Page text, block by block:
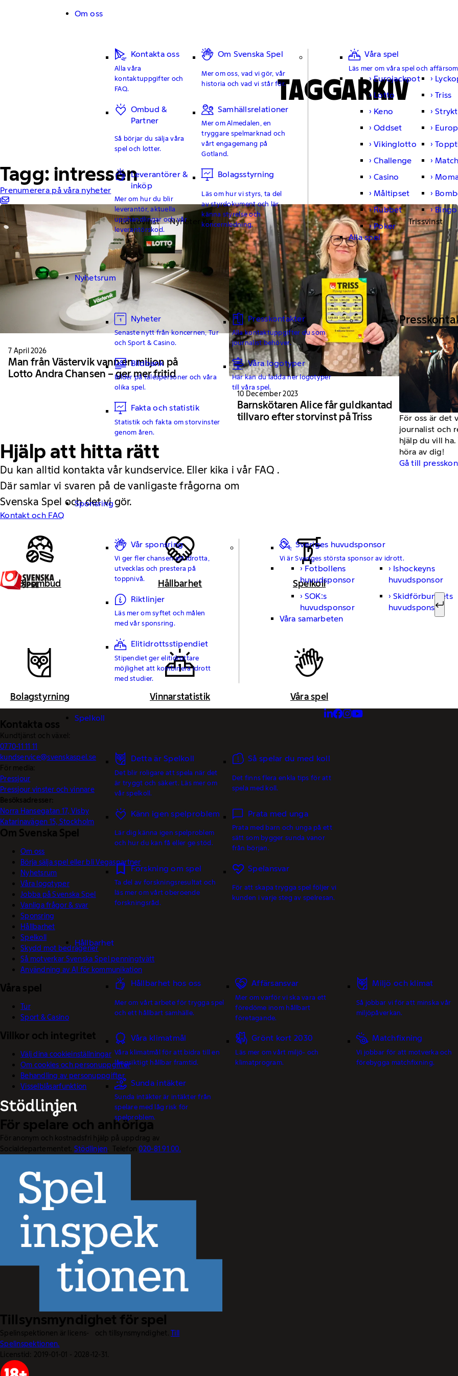
Om oss
Kontakta oss
Alla våra
kontaktuppgifter och
FAQ.
Om Svenska Spel
Mer om oss, vad vi gör, vår
historia och vad vi står för.
Ombud &
Partner
Så börjar du sälja våra
spel och lotter.
Samhällsrelationer
Mer om Almedalen, en
tryggare spelmarknad och
vårt engagemang på
Gotland.
Leverantörer &
inköp
Mer om hur du blir
leverantör, aktuella
upphandlingar och vår
leverantörskod.
Bolagsstyrning
Läs om hur vi styrs, ta del
av styrdokument och lär
känna styrelse och
koncernledning.
Våra spel
Läs mer om våra spel och
Eurojackpot
Lotto
Triss
Keno
Oddset
Vikinglotto
Challenge
Casino
Måltipset
Rubbet
Bingo
Poker
Alla spel
Nyhetsrum
Nyheter
Senaste nytt från koncernen, Tur
och Sport & Casino.
Presskontakter
Alla kontaktuppgifter du som
journalist behöver.
Bildbank
Bilder på talespersoner och våra
olika spel.
Våra logotyper
Här kan du ladda ner logotyper
till våra spel.
Fakta och statistik
Statistik och fakta om storvinster
genom åren.
För oss är det
journalist och
hjälp du vill
höra av dig!
Gå till
Sponsring
Vår sponsring
Vi ger fler chansen att idrotta,
utvecklas och prestera på
toppnivå.
Riktlinjer
Läs mer om syftet och målen
med vår sponsring.
Elitidrottsstipendiet
Stipendiet ger elitidrottare
möjlighet att kombinera idrott
med studier.
Sveriges huvudsponsor
Vi är Sveriges största sponsor av idrott.
Fotbollens
huvudsponsor
Ishockeyns
huvudsponsor
SOK:s
huvudsponsor
Skidförbundets
huvudsponsor
Våra samarbeten
Spelkoll
Detta är Spelkoll
Det blir roligare att spela när det
är tryggt och säkert. Läs mer om
vår spelkoll.
Så spelar du med koll
Det finns flera enkla tips för att
spela med koll.
Känn igen spelproblem
Lär dig känna igen spelproblem
och hur du kan få eller ge stöd.
Prata med unga
Prata med barn och unga på ett
sätt som bygger sunda vanor
från början.
Forskning om spel
Ta del av forskningsresultat och
läs mer om vårt oberoende
forskningsråd.
Spelansvar
För att skapa trygga spel följer vi
kunden i varje steg av spelresan.
Hållbarhet
Hållbarhet hos oss
Mer om vårt arbete för trygga spel
och ett hållbart samhälle.
Affärsansvar
Mer om varför vi ska vara ett
föredöme inom hållbart
företagande.
Miljö och klimat
Så jobbar vi för att minska vår
miljöpåverkan.
Våra klimatmål
Våra klimatmål för att bidra till en
långsiktigt hållbar framtid.
Grönt kort 2030
Läs mer om vårt miljö- och
klimatprogram.
Matchfixning
Vi jobbar för att motverka och
förebygga matchfixning.
Sunda intäkter
Sunda intäkter är intäkter från
spelare med låg risk för
spelproblem.
Sök
TAGGARKIV
Tagg: intressen
Prenumerera på våra nyheter
Lottovinst Nyheter Tur
7 April 2026
Man från Västervik vann en miljon på
Lotto Andra Chansen – ger mer fritid
Trissvinst
10 December 2023
Barnskötaren Alice får guldkantad
tillvaro efter storvinst på Triss
Hjälp att hitta rätt
Du kan alltid kontakta vår kundservice. Eller kika i vår FAQ .
Där samlar vi svaren på de vanligaste frågorna om
Svenska Spel och det vi gör.
Kontakt och FAQ
Bli ombud Hållbarhet Spelkoll
Bolagstyrning Vinnarstatistik Våra spel
Kontakta oss
Kundtjänst och växel:
0770-11 11 11
kundservice@svenskaspel.se
För media:
Pressjour
Pressjour vinster och vinnare
Besöksadresser:
Norra Hansegatan 17, Visby
Katarinavägen 15, Stockholm
Om Svenska Spel
Om oss
Börja sälja spel eller bli Vegaspartner
Nyhetsrum
Våra logotyper
Jobba på Svenska Spel
Vanliga frågor & svar
Sponsring
Hållbarhet
Spelkoll
Skydd mot bedrägerier
Så motverkar Svenska Spel penningtvätt
Användning av AI för kommunikation
Våra spel
Tur
Sport & Casino
Villkor och integritet
Välj dina cookieinställningar
Om cookies och personuppgifter
Behandling av personuppgifter
Visselblåsarfunktion
För spelare och anhöriga
För anonym och kostnadsfri hjälp på uppdrag av
Socialdepartementet. Stödlinjen . Telefon020-81 91 00.
Tillsynsmyndighet för spel
Spelinspektionen är licens- och tillsynsmyndighet.Till
Spelinspektionen.
Licenstid: 2019-01-01 - 2028-12-31.